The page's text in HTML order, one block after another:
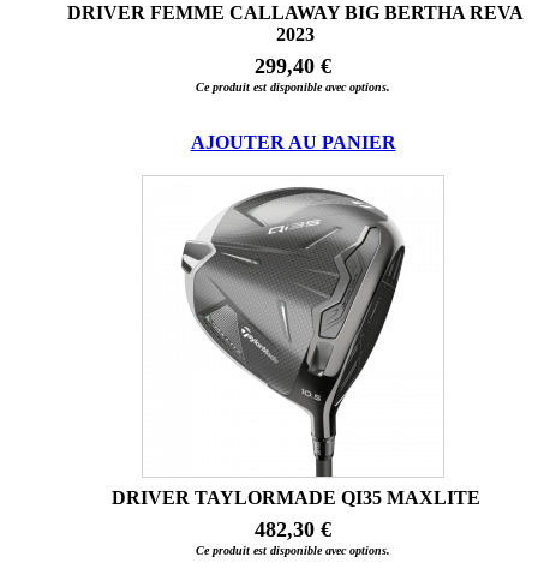
DRIVER FEMME CALLAWAY BIG BERTHA REVA
2023
299,40 €
Ce produit est disponible avec options.
AJOUTER AU PANIER
DRIVER TAYLORMADE QI35 MAXLITE
482,30 €
Ce produit est disponible avec options.